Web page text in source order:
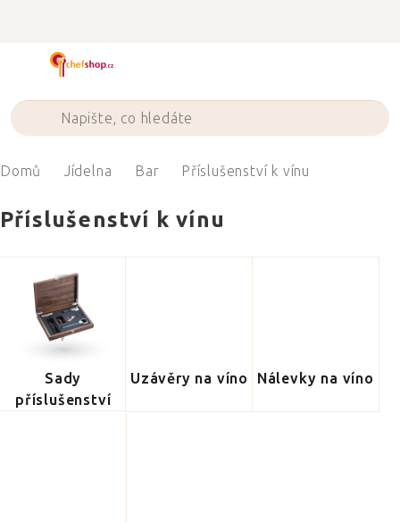
Domů Jídelna Bar Příslušenství k vínu
Příslušenství k vínu
Sady
příslušenství
Uzávěry na víno Nálevky na víno